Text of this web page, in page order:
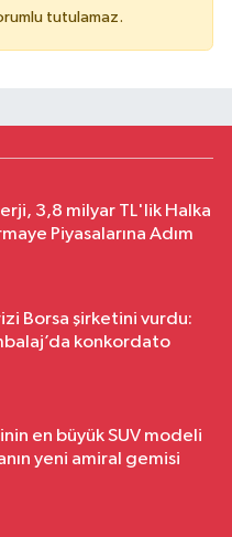
tutulamaz.
3,8 milyar TL'lik Halka
Piyasalarına Adım
Borsa şirketini vurdu:
konkordato
en büyük SUV modeli
yeni amiral gemisi